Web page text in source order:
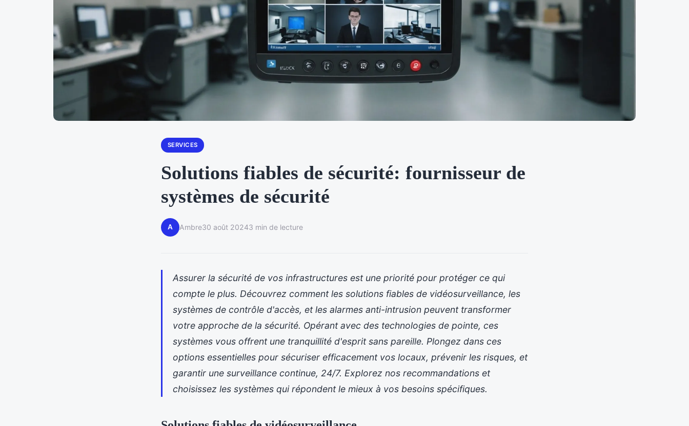
SERVICES
Solutions fiables de sécurité: fournisseur de
systèmes de sécurité
A Ambre30 août 20243 min de lecture
Assurer la sécurité de vos infrastructures est une priorité pour protéger ce qui
compte le plus. Découvrez comment les solutions fiables de vidéosurveillance, les
systèmes de contrôle d'accès, et les alarmes anti-intrusion peuvent transformer
votre approche de la sécurité. Opérant avec des technologies de pointe, ces
systèmes vous offrent une tranquillité d'esprit sans pareille. Plongez dans ces
options essentielles pour sécuriser efficacement vos locaux, prévenir les risques, et
garantir une surveillance continue, 24/7. Explorez nos recommandations et
choisissez les systèmes qui répondent le mieux à vos besoins spécifiques.